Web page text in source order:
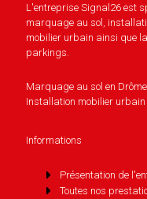
L'entreprise Signal26 est
marquage au sol,
mobilier urbain ainsi que
parkings.
Marquage au sol en
Installation mobilier urbain
Informations
Présentation de
Toutes nos